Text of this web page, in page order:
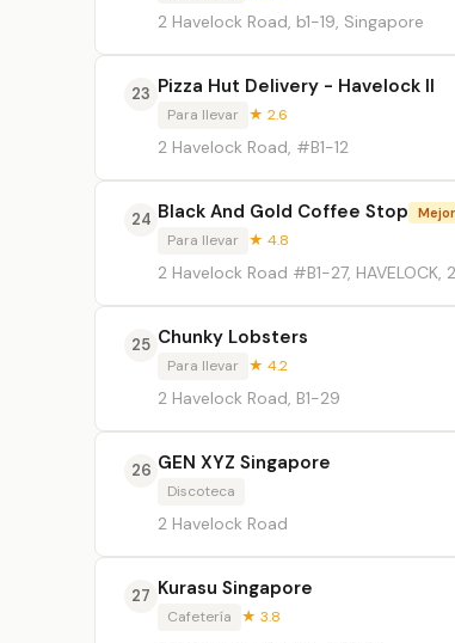
2 Havelock Road, b1-19, Singapore
23 Pizza Hut Delivery - Havelock II
Para llevar ★ 2.6
2 Havelock Road, #B1-12
24 Black And Gold Coffee Stop
Para llevar ★ 4.8
2 Havelock Road #B1-27, HAVELOCK, 2
25 Chunky Lobsters
Para llevar ★ 4.2
2 Havelock Road, B1-29
26 GEN XYZ Singapore
Discoteca
2 Havelock Road
27 Kurasu Singapore
Cafetería ★ 3.8